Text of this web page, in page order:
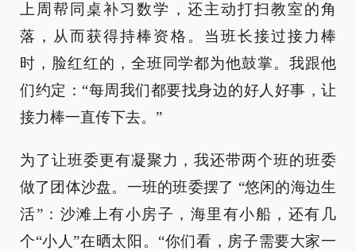
上周帮同桌补习数学，还主动打扫教室的角
落，从而获得持棒资格。当班长接过接力棒
时，脸红红的，全班同学都为他鼓掌。我跟他
们约定：“每周我们都要找身边的好人好事，让
接力棒一直传下去。”
为了让班委更有凝聚力，我还带两个班的班委
做了团体沙盘。一班的班委摆了 “悠闲的海边生
活”：沙滩上有小房子，海里有小船，还有几
个“小人”在晒太阳。“你们看，房子需要大家一